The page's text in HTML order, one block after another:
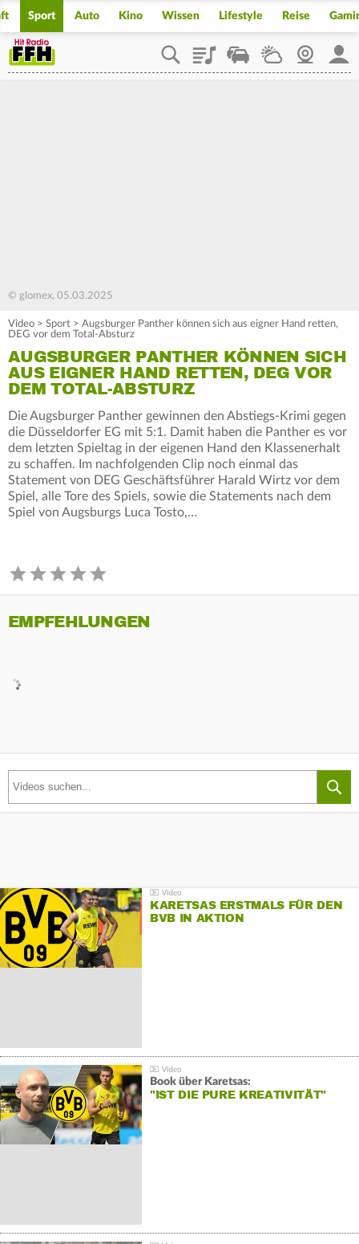
Sport Auto Kino Wissen Lifestyle Reise
PlaylistStaupilotWetterWebcam
© glomex, 05.03.2025
Video > Sport > Augsburger Panther können sich aus eigner Hand retten,
DEG vor dem Total-Absturz
AUGSBURGER PANTHER KÖNNEN SICH
AUS EIGNER HAND RETTEN, DEG VOR
DEM TOTAL-ABSTURZ
Die Augsburger Panther gewinnen den Abstiegs-Krimi gegen
die Düsseldorfer EG mit 5:1. Damit haben die Panther es vor
dem letzten Spieltag in der eigenen Hand den Klassenerhalt
zu schaffen. Im nachfolgenden Clip noch einmal das
Statement von DEG Geschäftsführer Harald Wirtz vor dem
Spiel, alle Tore des Spiels, sowie die Statements nach dem
Spiel von Augsburgs Luca Tosto,…
EMPFEHLUNGEN
KARETSAS ERSTMALS FÜR DEN
BVB IN AKTION
Book über Karetsas:
"IST DIE PURE KREATIVITÄT"